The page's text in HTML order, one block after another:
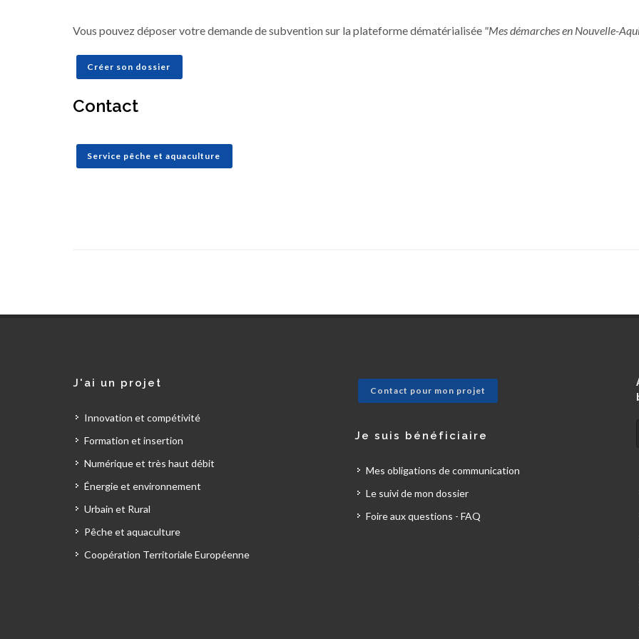
Vous pouvez déposer votre demande de subvention sur la plateforme dématérialisée "Mes démarches en Nouvelle-
Créer son dossier
Contact
Service pêche et aquaculture
J'ai un projet
Innovation et compétivité
Formation et insertion
Numérique et très haut débit
Énergie et environnement
Urbain et Rural
Pêche et aquaculture
Coopération Territoriale Européenne
Contact pour mon projet
Je suis bénéficiaire
Mes obligations de communication
Le suivi de mon dossier
Foire aux questions - FAQ